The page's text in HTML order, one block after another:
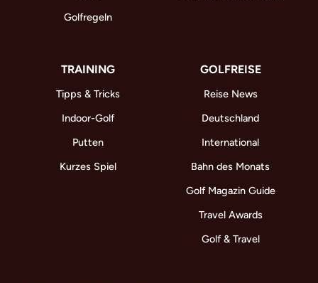
Golfregeln
TRAINING
Tipps & Tricks
Indoor-Golf
Putten
Kurzes Spiel
GOLFREISE
Reise News
Deutschland
International
Bahn des Monats
Golf Magazin Guide
Travel Awards
Golf & Travel